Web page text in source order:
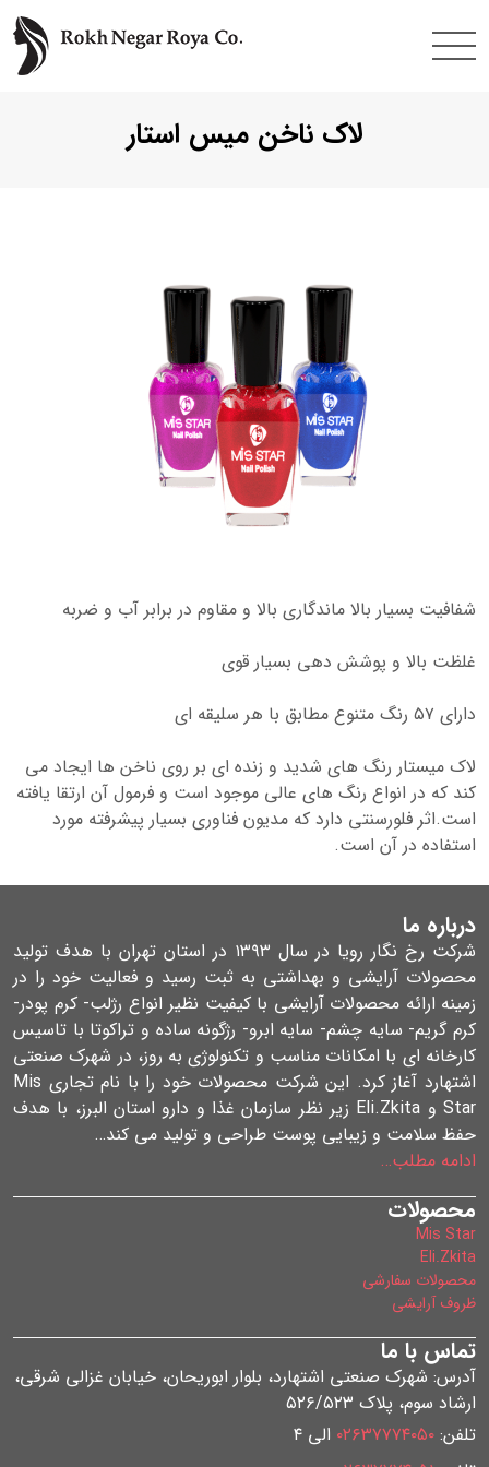
محتوا
لاک ناخن میس استار
شفافیت بسیار بالا ماندگاری بالا و مقاوم در برابر آب و ضربه
غلظت بالا و پوشش دهی بسیار قوی
دارای ۵۷ رنگ متنوع مطابق با هر سلیقه ای
لاک میستار رنگ های شدید و زنده ای بر روی ناخن ها ایجاد می
کند که در انواع رنگ های عالی موجود است و فرمول آن ارتقا یافته
است.اثر فلورسنتی دارد که مدیون فناوری بسیار پیشرفته مورد
استفاده در آن است.
درباره ما
شرکت رخ نگار رویا در سال ۱۳۹۳ در استان تهران با هدف تولید
محصولات آرایشی و بهداشتی به ثبت رسید و فعالیت خود را در
زمینه ارائه محصولات آرایشی با کیفیت نظیر انواع رژلب- کرم پودر-
کرم گریم- سایه چشم- سایه ابرو- رژگونه ساده و تراکوتا با تاسیس
کارخانه ای با امکانات مناسب و تکنولوژی به روز، در شهرک صنعتی
اشتهارد آغاز کرد. این شرکت محصولات خود را با نام تجاری Mis
Star و Eli.Zkita زیر نظر سازمان غذا و دارو استان البرز، با هدف
حفظ سلامت و زیبایی پوست طراحی و تولید می کند…
ادامه مطلب…
محصولات
Mis Star
Eli.Zkita
محصولات سفارشی
ظروف آرایشی
تماس با ما
آدرس: شهرک صنعتی اشتهارد، بلوار ابوریحان، خیابان غزالی شرقی،
ارشاد سوم، پلاک ۵۲۶/۵۲۳
تلفن: ۰۲۶۳۷۷۷۴۰۵۰ الی ۴